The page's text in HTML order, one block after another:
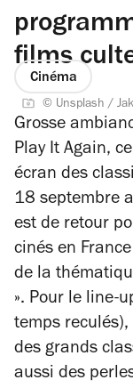
films
Cinéma
© Unsplash /
Grosse
Play It Again,
écran des
18 septembre
est de retour
cinés en
de la
». Pour le line-
temps
des grands
aussi des